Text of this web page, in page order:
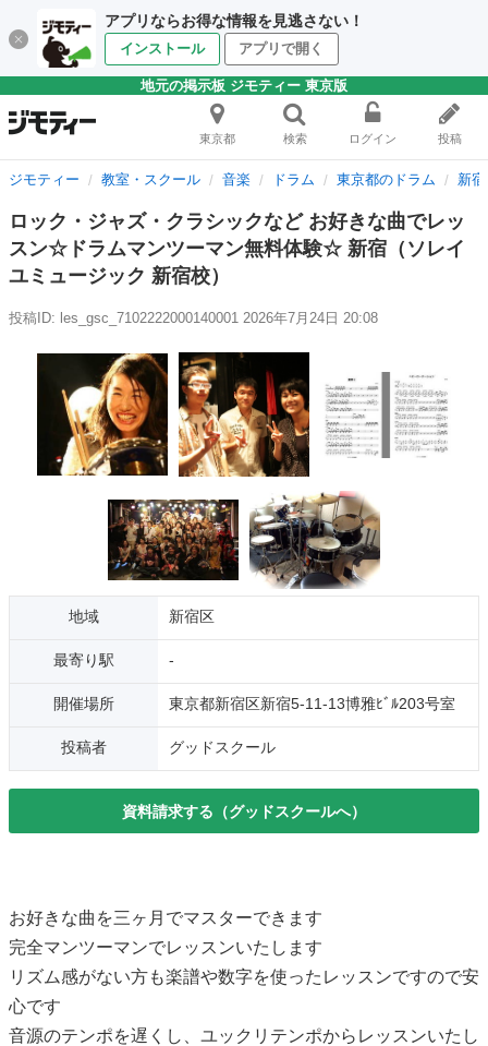
アプリならお得な情報を見逃さない！
インストール アプリで開く
地元の掲示板 ジモティー 東京版
東京都 検索 ログイン 投稿
ジモティー 教室・スクール 音楽 ドラム 東京都のドラム 新
ロック・ジャズ・クラシックなど お好きな曲でレッ
スン☆ドラムマンツーマン無料体験☆ 新宿（ソレイ
ユミュージック 新宿校）
投稿ID: les_gsc_7102222000140001 2026年7月24日 20:08
地域 新宿区
最寄り駅 -
開催場所 東京都新宿区新宿5-11-13博雅ﾋﾞﾙ203号室
投稿者 グッドスクール
資料請求する（グッドスクールへ）
お好きな曲を三ヶ月でマスターできます
完全マンツーマンでレッスンいたします
リズム感がない方も楽譜や数字を使ったレッスンですので安
心です
音源のテンポを遅くし、ユックリテンポからレッスンいたし